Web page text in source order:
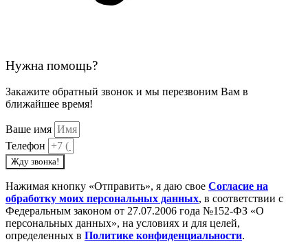
Нужна помощь?
Закажите обратный звонок и мы перезвоним Вам в
ближайшее время!
Ваше имя
Телефон
Жду звонка!
Нажимая кнопку «Отправить», я даю свое Cогласие на
обработку моих персональных данных, в соответствии с
Федеральным законом от 27.07.2006 года №152-ФЗ «О
персональных данных», на условиях и для целей,
определенных в Политике конфиденциальности.